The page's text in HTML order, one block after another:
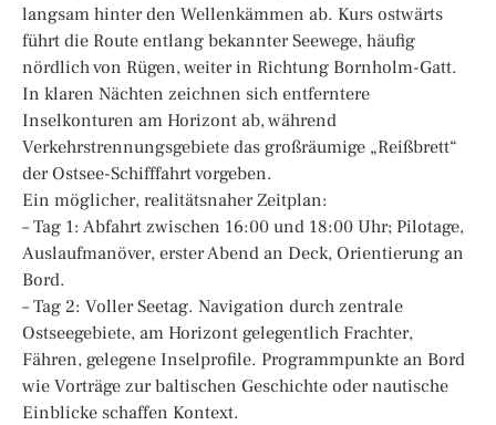
langsam hinter den Wellenkämmen ab. Kurs ostwärts
führt die Route entlang bekannter Seewege, häufig
nördlich von Rügen, weiter in Richtung Bornholm-Gatt.
In klaren Nächten zeichnen sich entferntere
Inselkonturen am Horizont ab, während
Verkehrstrennungsgebiete das großräumige „Reißbrett“
der Ostsee-Schifffahrt vorgeben.
Ein möglicher, realitätsnaher Zeitplan:
– Tag 1: Abfahrt zwischen 16:00 und 18:00 Uhr; Pilotage,
Auslaufmanöver, erster Abend an Deck, Orientierung an
Bord.
– Tag 2: Voller Seetag. Navigation durch zentrale
Ostseegebiete, am Horizont gelegentlich Frachter,
Fähren, gelegene Inselprofile. Programmpunkte an Bord
wie Vorträge zur baltischen Geschichte oder nautische
Einblicke schaffen Kontext.